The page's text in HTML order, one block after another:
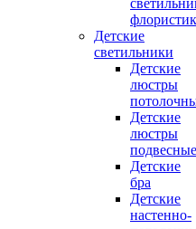
Детские
светильники
Детские
люстры
Детские
люстры
подвесные
Детские
бра
Детские
настенно-